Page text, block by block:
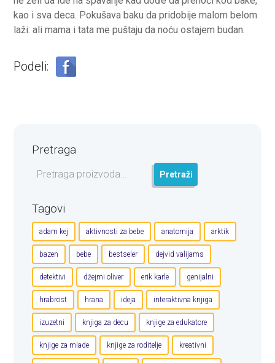
kao i sva deca. Pokušava baku da pridobije malom belom
laži: ali mama i tata me puštaju da noću ostajem budan.
Podeli:
Pretraga
Pretraga
Pretraži
Tagovi
adam kej aktivnosti za bebe anatomija arktik
bazen bebe bestseler dejvid valijams
detektivi džejmi oliver erik karle genijalni
hrabrost hrana ideja interaktivna knjiga
izuzetni knjiga za decu knjige za edukatore
knjige za mlade knjige za roditelje kreativni